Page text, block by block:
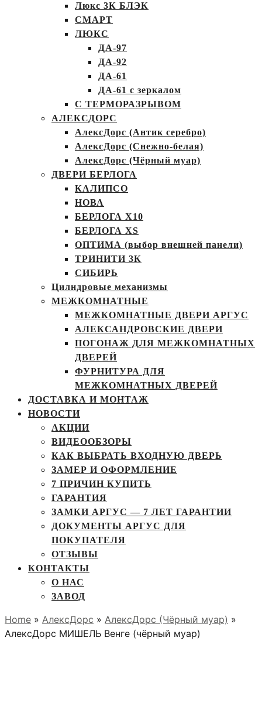
Люкс 3К БЛЭК
СМАРТ
ЛЮКС
ДА-97
ДА-92
ДА-61
ДА-61 с зеркалом
С ТЕРМОРАЗРЫВОМ
АЛЕКСДОРС
АлексДорс (Антик серебро)
АлексДорс (Снежно-белая)
АлексДорс (Чёрный муар)
ДВЕРИ БЕРЛОГА
КАЛИПСО
НОВА
БЕРЛОГА Х10
БЕРЛОГА XS
ОПТИМА (выбор внешней панели)
ТРИНИТИ 3К
СИБИРЬ
Цилндровые механизмы
МЕЖКОМНАТНЫЕ
МЕЖКОМНАТНЫЕ ДВЕРИ АРГУС
АЛЕКСАНДРОВСКИЕ ДВЕРИ
ПОГОНАЖ ДЛЯ МЕЖКОМНАТНЫХ
ДВЕРЕЙ
ФУРНИТУРА ДЛЯ
МЕЖКОМНАТНЫХ ДВЕРЕЙ
ДОСТАВКА И МОНТАЖ
НОВОСТИ
АКЦИИ
ВИДЕООБЗОРЫ
КАК ВЫБРАТЬ ВХОДНУЮ ДВЕРЬ
ЗАМЕР И ОФОРМЛЕНИЕ
7 ПРИЧИН КУПИТЬ
ГАРАНТИЯ
ЗАМКИ АРГУС — 7 ЛЕТ ГАРАНТИИ
ДОКУМЕНТЫ АРГУС ДЛЯ
ПОКУПАТЕЛЯ
ОТЗЫВЫ
КОНТАКТЫ
О НАС
ЗАВОД
Home » АлексДорс » АлексДорс (Чёрный муар) »
АлексДорс МИШЕЛЬ Венге (чёрный муар)